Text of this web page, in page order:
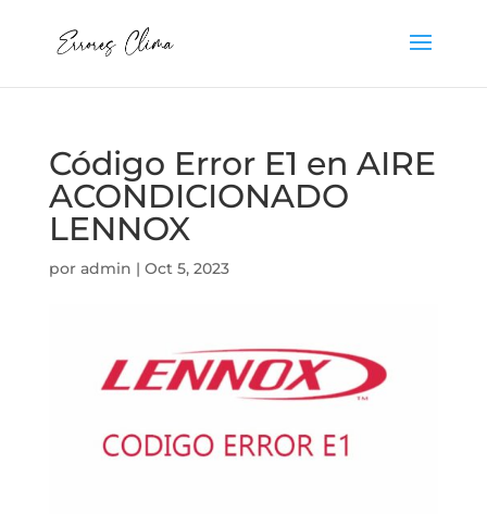
Código Error E1 en AIRE
ACONDICIONADO
LENNOX
por admin | Oct 5, 2023